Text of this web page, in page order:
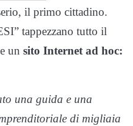
il primo cittadino.
tappezzano tutto il
un sito Internet ad hoc:
una guida e una
di migliaia